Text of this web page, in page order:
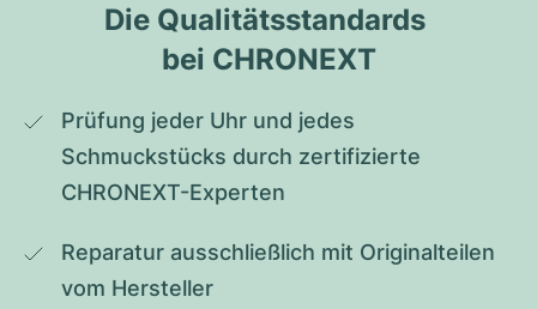
Die Qualitätsstandards
bei CHRONEXT
Prüfung jeder Uhr und jedes
Schmuckstücks durch zertifizierte
CHRONEXT-Experten
Reparatur ausschließlich mit Originalteilen
vom Hersteller